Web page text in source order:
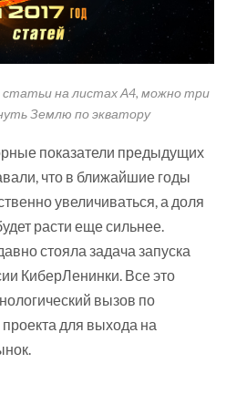
статьи на листах А4, можно три
Землю по экватору
показатели предыдущих
что в ближайшие годы
увеличиваться, а доля
расти еще сильнее.
стояла задача запуска
КиберЛенинки. Все это
вызов по
для выхода на